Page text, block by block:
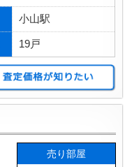
小山駅
19戸
売り部屋